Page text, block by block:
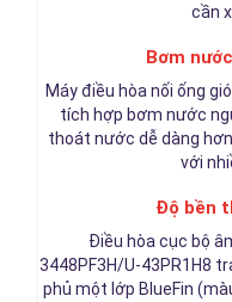
cần
Bơm
Máy điều hòa nối ống
tích hợp bơm nước
thoát nước dễ dàng
với
Độ bền
Điều hòa cục bộ
3448PF3H/U-43PR1H8
phủ một lớp BlueFin